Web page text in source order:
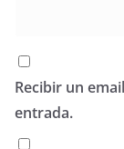
Recibir un
entrada.